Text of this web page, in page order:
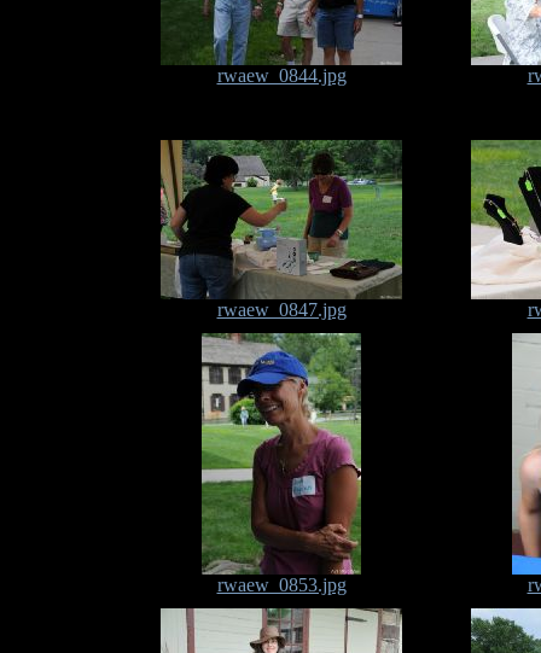
rwaew_0844.jpg
rwaew_0847.jpg
rwaew_0853.jpg